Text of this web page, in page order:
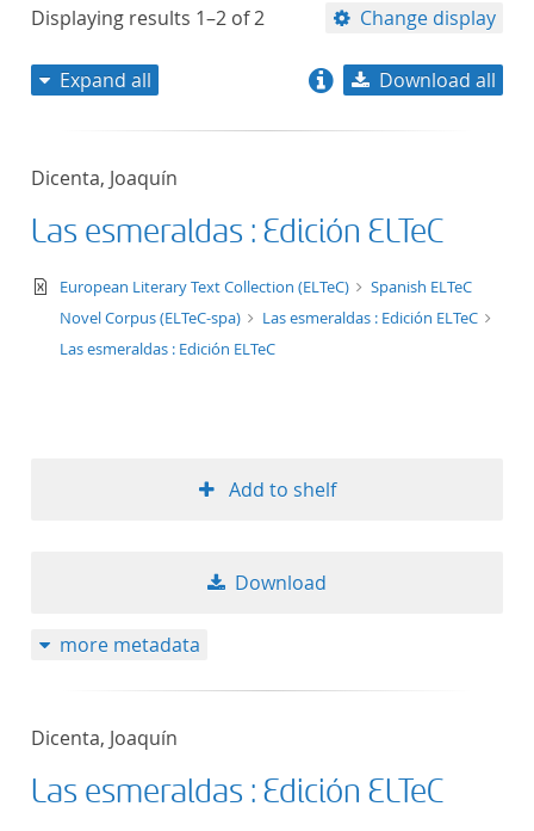
Displaying results 1–2 of2 Change display
title descending
format ascending
Expand all Download all
Dicenta, Joaquín
Las esmeraldas : Edición ELTeC
text/xml
European Literary Text Collection (ELTeC)
Spanish ELTeC
Novel Corpus (ELTeC-spa)
Las esmeraldas : Edición ELTeC
Las esmeraldas : Edición ELTeC
Add to shelf
Download
more metadata
Dicenta, Joaquín
Las esmeraldas : Edición ELTeC